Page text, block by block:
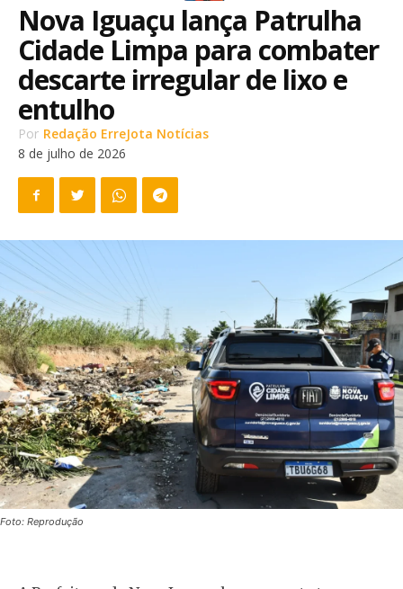
Nova Iguaçu lança Patrulha
Cidade Limpa para combater
descarte irregular de lixo e
entulho
Por Redação ErreJota Notícias
8 de julho de 2026
Foto: Reprodução